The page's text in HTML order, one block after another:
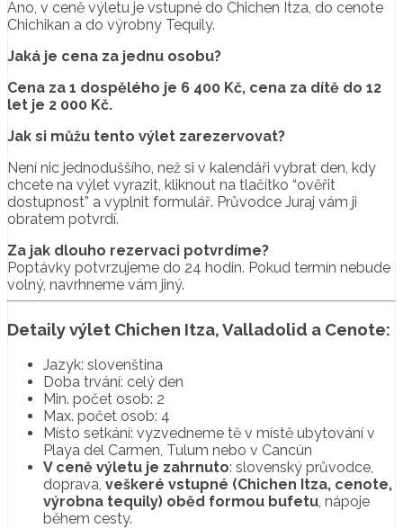
Ano, v ceně výletu je vstupné do Chichen Itza, do cenote
Chichikan a do výrobny Tequily.
Jaká je cena za jednu osobu?
Cena za 1 dospělého je 6 400 Kč, cena za dítě do 12
let je 2 000 Kč.
Jak si můžu tento výlet zarezervovat?
Není nic jednoduššího, než si v kalendáři vybrat den, kdy
chcete na výlet vyrazit, kliknout na tlačítko “ověřit
dostupnost” a vyplnit formulář. Průvodce Juraj vám ji
obratem potvrdí.
Za jak dlouho rezervaci potvrdíme?
Poptávky potvrzujeme do 24 hodin. Pokud termín nebude
volný, navrhneme vám jiný.
Detaily výlet Chichen Itza, Valladolid a Cenote:
Jazyk: slovenština
Doba trvání: celý den
Min. počet osob: 2
Max. počet osob: 4
Místo setkání: vyzvedneme tě v místě ubytování v
Playa del Carmen, Tulum nebo v Cancún
V ceně výletu je zahrnuto: slovenský průvodce,
doprava, veškeré vstupné (Chichen Itza, cenote,
výrobna tequily) oběd formou bufetu , nápoje
během cesty.